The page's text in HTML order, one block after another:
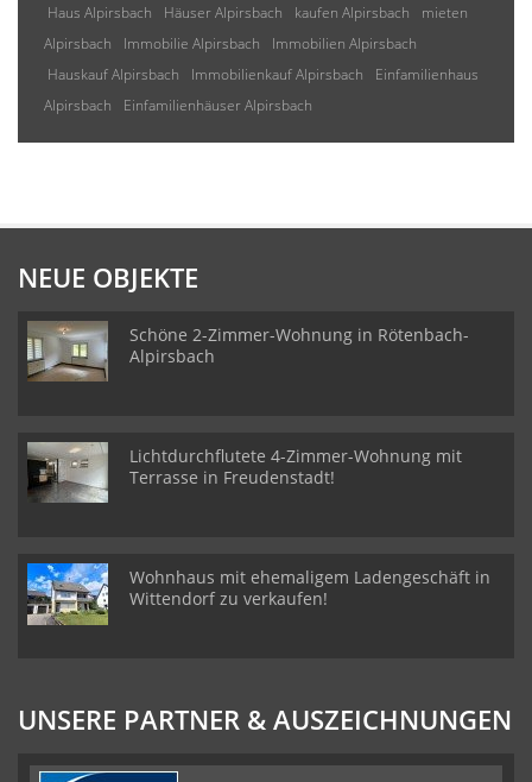
Haus Alpirsbach
Häuser Alpirsbach kaufen Alpirsbach
mieten
Alpirsbach
Immobilie Alpirsbach
Immobilien Alpirsbach
Hauskauf Alpirsbach
Immobilienkauf Alpirsbach
Einfamilienhaus
Alpirsbach
Einfamilienhäuser Alpirsbach
NEUE OBJEKTE
Schöne 2-Zimmer-Wohnung in Rötenbach-
Alpirsbach
Lichtdurchflutete 4-Zimmer-Wohnung mit
Terrasse in Freudenstadt!
Wohnhaus mit ehemaligem Ladengeschäft in
Wittendorf zu verkaufen!
UNSERE PARTNER & AUSZEICHNUNGEN